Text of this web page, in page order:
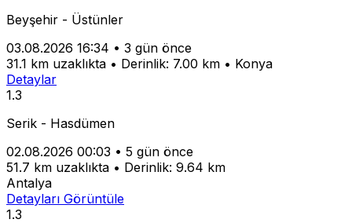
Beyşehir - Üstünler
03.08.2026 16:34 • 3 gün önce
31.1 km uzaklıkta • Derinlik: 7.00 km • Konya
Detaylar
1.3
Serik - Hasdümen
02.08.2026 00:03 • 5 gün önce
51.7 km uzaklıkta • Derinlik: 9.64 km
Antalya
Detayları Görüntüle
1.3